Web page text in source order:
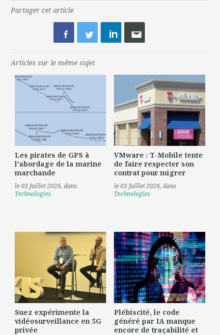
Partager cet article
Articles sur le même sujet
Les pirates de GPS à
l'abordage de la marine
marchande
le 03 Juillet 2026, dans
Technologies
VMware : T-Mobile tente
de faire respecter son
contrat pour migrer
le 03 Juillet 2026, dans
Technologies
Suez expérimente la
vidéosurveillance en 5G
privée
Plébiscité, le code
généré par IA manque
encore de traçabilité et